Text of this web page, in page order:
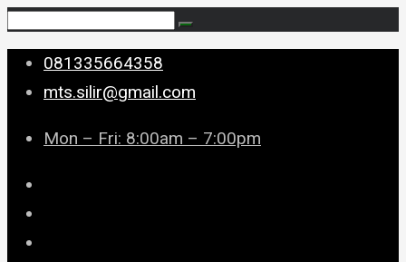
081335664358
mts.silir@gmail.com
Mon – Fri: 8:00am – 7:00pm